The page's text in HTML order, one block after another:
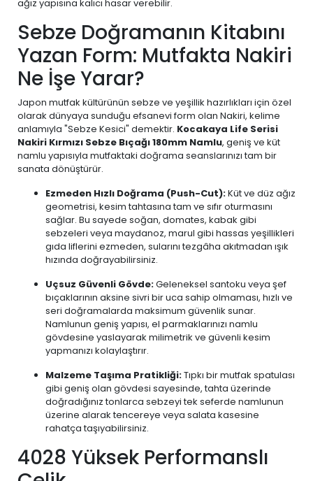
ağız yapısına kalıcı hasar verebilir.
Sebze Doğramanın Kitabını
Yazan Form: Mutfakta Nakiri
Ne İşe Yarar?
Japon mutfak kültürünün sebze ve yeşillik hazırlıkları için özel
olarak dünyaya sunduğu efsanevi form olan Nakiri, kelime
anlamıyla "Sebze Kesici" demektir. Kocakaya Life Serisi
Nakiri Kırmızı Sebze Bıçağı 180mm Namlu, geniş ve küt
namlu yapısıyla mutfaktaki doğrama seanslarınızı tam bir
sanata dönüştürür.
Ezmeden Hızlı Doğrama (Push-Cut):Küt ve düz ağız
geometrisi, kesim tahtasına tam ve sıfır oturmasını
sağlar. Bu sayede soğan, domates, kabak gibi
sebzeleri veya maydanoz, marul gibi hassas yeşillikleri
gıda liflerini ezmeden, sularını tezgâha akıtmadan ışık
hızında doğrayabilirsiniz.
Uçsuz Güvenli Gövde:Geleneksel santoku veya şef
bıçaklarının aksine sivri bir uca sahip olmaması, hızlı ve
seri doğramalarda maksimum güvenlik sunar.
Namlunun geniş yapısı, el parmaklarınızı namlu
gövdesine yaslayarak milimetrik ve güvenli kesim
yapmanızı kolaylaştırır.
Malzeme Taşıma Pratikliği:Tıpkı bir mutfak spatulası
gibi geniş olan gövdesi sayesinde, tahta üzerinde
doğradığınız tonlarca sebzeyi tek seferde namlunun
üzerine alarak tencereye veya salata kasesine
rahatça taşıyabilirsiniz.
4028 Yüksek Performanslı